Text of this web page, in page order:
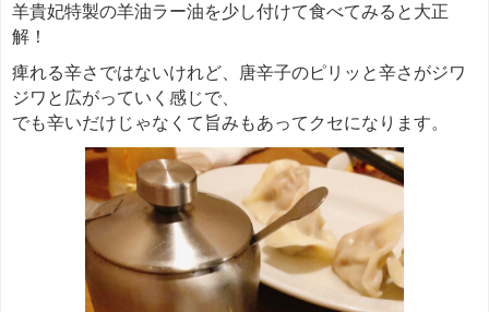
羊貴妃特製の羊油ラー油を少し付けて食べてみると大正
解！
痺れる辛さではないけれど、唐辛子のピリッと辛さがジワ
ジワと広がっていく感じで、
でも辛いだけじゃなくて旨みもあってクセになります。